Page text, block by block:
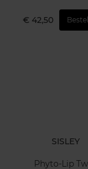
€ 42,50
SISLEY
Phyto-Lip